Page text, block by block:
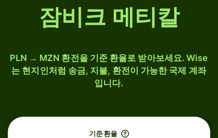
잠비크 메티칼
PLN → MZN 환전을 기준 환율로 받아보세요. Wise
는 현지인처럼 송금, 지불, 환전이 가능한 국제 계좌
입니다.
기준 환율